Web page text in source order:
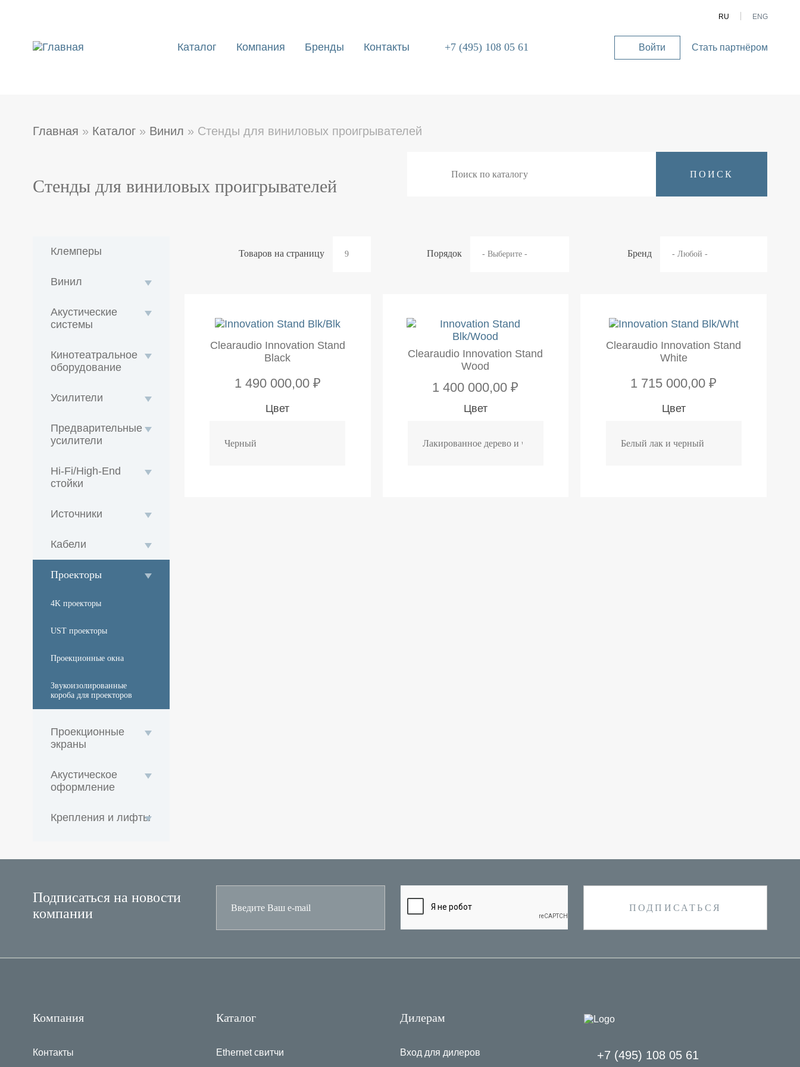
содержанию
Каталог Компания Бренды Контакты +7 (495) 108 05 61
RU ENG
User
Войти Стать партнёром
навигации
Главная Каталог Винил Стенды для виниловых проигрывателей
Стенды для виниловых проигрывателей
Клемперы
Винил
Акустические
системы
Кинотеатральное
оборудование
Усилители
Предварительные
усилители
Hi-Fi/High-End
стойки
Источники
Кабели
Проекторы
4K проекторы
UST проекторы
Проекционные окна
Звукоизолированные
короба для проекторов
Проекционные
экраны
Акустическое
оформление
Крепления и лифты
Товаров на страницу Порядок Бренд
Clearaudio Innovation Stand
Black
1 490 000,00 ₽
Цвет
Clearaudio Innovation Stand
Wood
1 400 000,00 ₽
Цвет
Clearaudio Innovation Stand
White
1 715 000,00 ₽
Цвет
Подписаться на новости
компании
Компания
Контакты
Каталог
Ethernet свитчи
Дилерам
Вход для дилеров +7 (495) 108 05 61